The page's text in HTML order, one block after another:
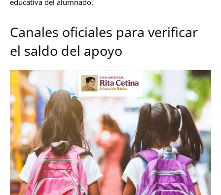
educativa del alumnado.
Canales oficiales para verificar
el saldo del apoyo